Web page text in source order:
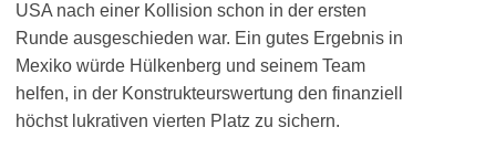
USA nach einer Kollision schon in der ersten
Runde ausgeschieden war. Ein gutes Ergebnis in
Mexiko würde Hülkenberg und seinem Team
helfen, in der Konstrukteurswertung den finanziell
höchst lukrativen vierten Platz zu sichern.